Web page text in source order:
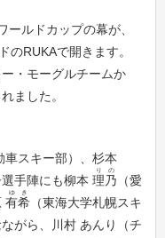
ルドカップの幕が、
のRUKAで開きます。
・モーグルチームか
ました。
車スキー部）、杉本
手陣にも柳本 理乃
りの
（愛
有希
ゆき
（東海大学札幌スキ
がら、川村 あんり（チ